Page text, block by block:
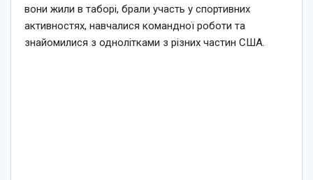
вони жили в таборі, брали участь у спортивних
активностях, навчалися командної роботи та
знайомилися з однолітками з різних частин США.